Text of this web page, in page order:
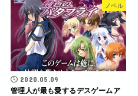
ノベル
2020.05.09
管理人が最も愛するデスゲームア